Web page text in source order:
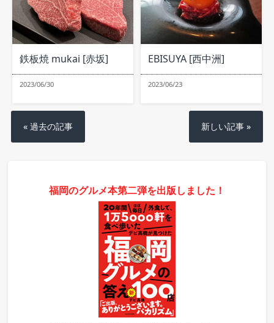
鉄板焼 mukai [赤坂]
2023/06/30
EBISUYA [西中洲]
2023/06/23
« 過去の記事 新しい記事 »
福岡のグルメ本第二弾を出版しました！